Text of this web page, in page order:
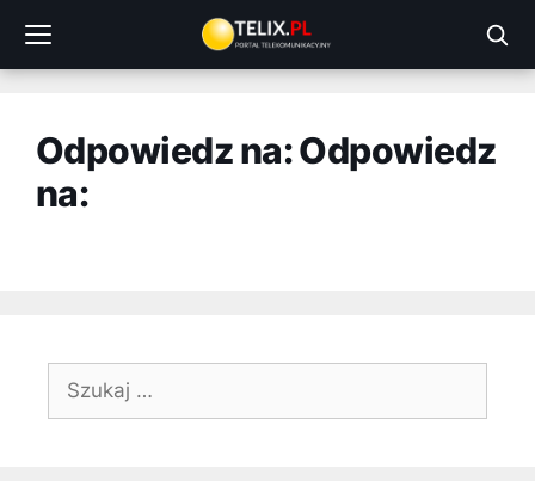
treści
Odpowiedz na: Odpowiedz
na:
Szukaj: